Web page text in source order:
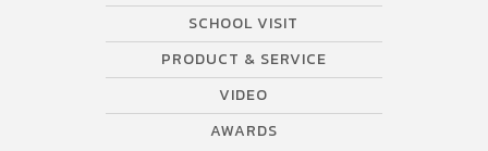
SCHOOL VISIT
PRODUCT & SERVICE
VIDEO
AWARDS